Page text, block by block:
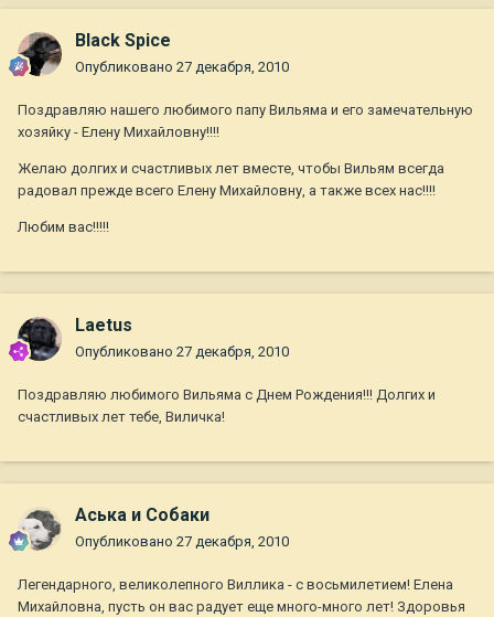
Black Spice
Опубликовано 27 декабря, 2010
Поздравляю нашего любимого папу Вильяма и его замечательную
хозяйку - Елену Михайловну!!!!
Желаю долгих и счастливых лет вместе, чтобы Вильям всегда
радовал прежде всего Елену Михайловну, а также всех нас!!!!
Любим вас!!!!!
Laetus
Опубликовано 27 декабря, 2010
Поздравляю любимого Вильяма с Днем Рождения!!! Долгих и
счастливых лет тебе, Виличка!
Аська и Собаки
Опубликовано 27 декабря, 2010
Легендарного, великолепного Виллика - с восьмилетием! Елена
Михайловна, пусть он вас радует еще много-много лет! Здоровья